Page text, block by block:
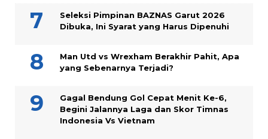
Seleksi Pimpinan BAZNAS Garut 2026
Dibuka, Ini Syarat yang Harus Dipenuhi
Man Utd vs Wrexham Berakhir Pahit, Apa
yang Sebenarnya Terjadi?
Gagal Bendung Gol Cepat Menit Ke-6,
Begini Jalannya Laga dan Skor Timnas
Indonesia Vs Vietnam